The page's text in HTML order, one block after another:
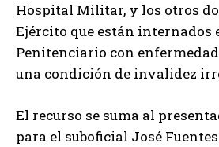
Hospital Militar, y los otros
Ejército que están internados
Penitenciario con
una condición de invalidez
El recurso se suma al
para el suboficial José